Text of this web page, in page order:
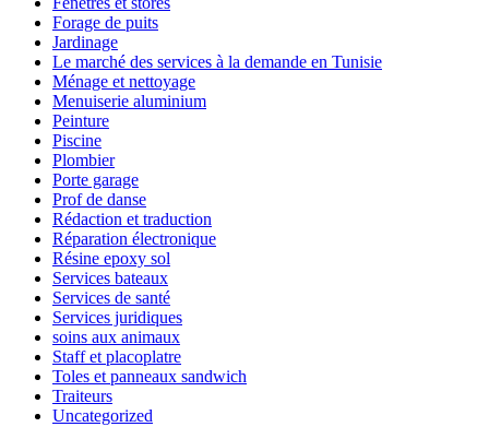
Forage de puits
Jardinage
Le marché des services à la demande en Tunisie
Ménage et nettoyage
Menuiserie aluminium
Peinture
Piscine
Plombier
Porte garage
Prof de danse
Rédaction et traduction
Réparation électronique
Résine epoxy sol
Services bateaux
Services de santé
Services juridiques
soins aux animaux
Staff et placoplatre
Toles et panneaux sandwich
Traiteurs
Uncategorized